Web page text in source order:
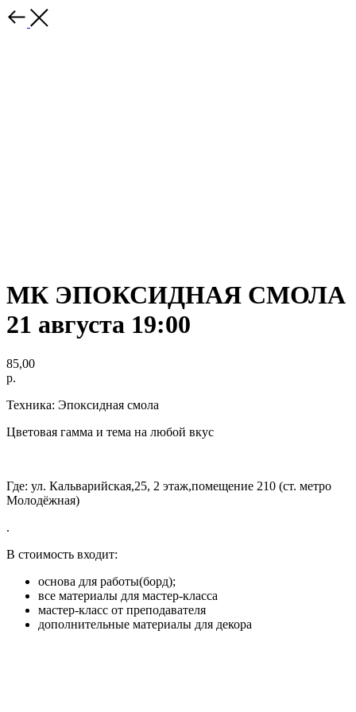
МК ЭПОКСИДНАЯ СМОЛА
21 августа 19:00
85,00
р.
Техника: Эпоксидная смола
Цветовая гамма и тема на любой вкус
Где: ул. Кальварийская,25, 2 этаж,помещение 210 (ст. метро
Молодёжная)
.
В стоимость входит:
основа для работы(борд);
все материалы для мастер-класса
мастер-класс от преподавателя
дополнительные материалы для декора